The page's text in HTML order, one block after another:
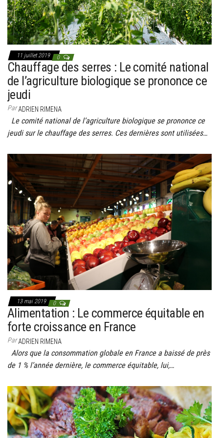
11 juillet 2019 0
Chauffage des serres : Le comité national
de l’agriculture biologique se prononce ce
jeudi
ParADRIEN RIMENA
Le comité national de l’agriculture biologique se prononce ce
jeudi sur le chauffage des serres. Ces dernières sont utilisées…
13 mai 2019 0
Alimentation : Le commerce équitable en
forte croissance en France
ParADRIEN RIMENA
Alors que la consommation globale en France a baissé de près
de 1 % l’année dernière, le commerce équitable, lui,…